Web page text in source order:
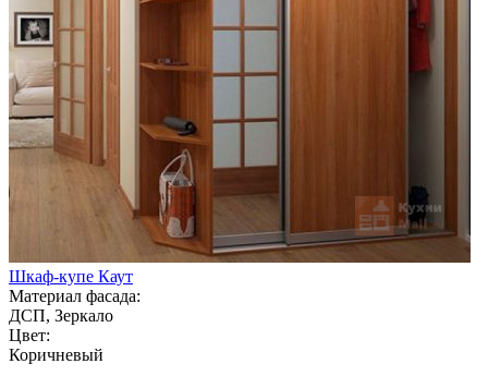
Шкаф-купе Каут
Материал фасада:
ДСП, Зеркало
Цвет:
Коричневый